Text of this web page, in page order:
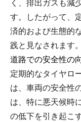
く、排出ガスも減
す。したがって、
済的および生態的
践と見なされます。
道路での安全性の
定期的なタイヤロ
は、車両の安全性
は、特に悪天候時
の低下を引き起こ